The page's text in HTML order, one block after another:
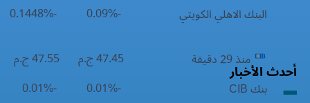
البنك الاهلي الكويتي
منذ 29 دقيقة
بنك CIB
47.45 ج.م
47.55 ج.م
أحدث الأخبار